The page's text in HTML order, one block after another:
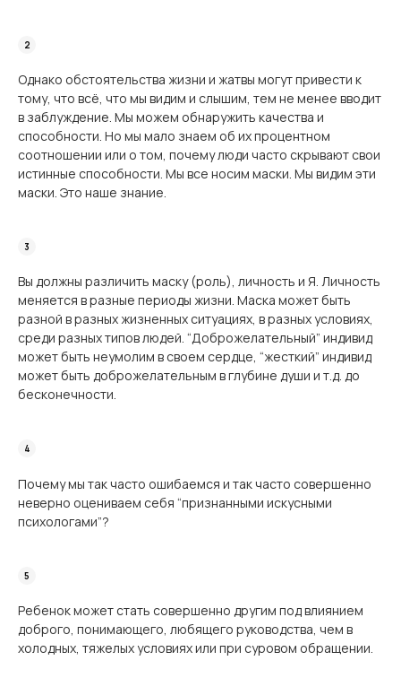
Однако обстоятельства жизни и жатвы могут привести к
тому, что всё, что мы видим и слышим, тем не менее вводит
в заблуждение. Мы можем обнаружить качества и
способности. Но мы мало знаем об их процентном
соотношении или о том, почему люди часто скрывают свои
истинные способности. Мы все носим маски. Мы видим эти
маски. Это наше знание.
Вы должны различить маску (роль), личность и Я. Личность
меняется в разные периоды жизни. Маска может быть
разной в разных жизненных ситуациях, в разных условиях,
среди разных типов людей. “Доброжелательный” индивид
может быть неумолим в своем сердце, “жесткий” индивид
может быть доброжелательным в глубине души и т.д. до
бесконечности.
Почему мы так часто ошибаемся и так часто совершенно
неверно оцениваем себя “признанными искусными
психологами”?
Ребенок может стать совершенно другим под влиянием
доброго, понимающего, любящего руководства, чем в
холодных, тяжелых условиях или при суровом обращении.